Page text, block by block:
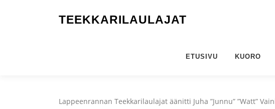
TEEKKARILAULAJAT
ETUSIVU KUORO
Lappeenrannan Teekkarilaulajat äänitti Juha ”Junnu” ”Watt”